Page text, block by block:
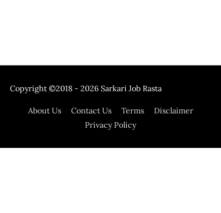
Copyright ©2018 - 2026 Sarkari Job Rasta
About Us Contact Us Terms
Disclaimer
Privacy Policy